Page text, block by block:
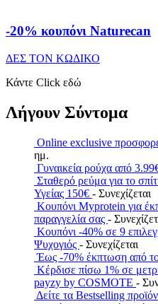
-20% κουπόνι Naturecan
ΔΕΣ ΤΟΝ ΚΩΔΙΚΟ
Κάντε Click εδώ
Λήγουν Σύντομα
Online exclusive
ημ.
Γυναικεία ρούχα από
Σταθερό ρεύμα για το
Υγείας 150€ - Συνεχίζεται
Κουπόνι Myprotein για
παραγγελία σας -
Κουπόνι -40% σε 9
Ψυχογιός - Συνεχίζεται
Έως -70% έκπτωση από
Κέρδισε πίσω 1% σε
payzy by COSMOTE -
Δείτε τα Bestselling